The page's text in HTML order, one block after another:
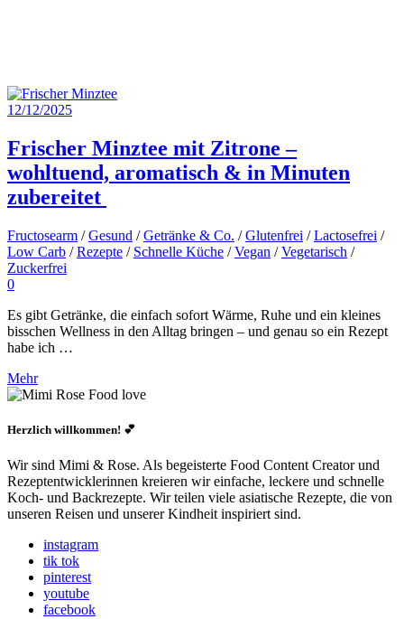
12/12/2025
Frischer Minztee mit Zitrone –
wohltuend, aromatisch & in Minuten
zubereitet
Fructosearm /Gesund /Getränke & Co. /Glutenfrei /Lactosefrei /
Low Carb /Rezepte / Schnelle Küche /Vegan /Vegetarisch /
Zuckerfrei
0
Es gibt Getränke, die einfach sofort Wärme, Ruhe und ein kleines
bisschen Wellness in den Alltag bringen – und genau so ein Rezept
habe ich …
Mehr
Herzlich willkommen! 💕
Wir sind Mimi & Rose. Als begeisterte Food Content Creator und
Rezeptentwicklerinnen kreieren wir einfache, leckere und schnelle
Koch- und Backrezepte. Wir teilen viele asiatische Rezepte, die von
unseren Reisen und unserer Kindheit inspiriert sind.
instagram
tik tok
pinterest
youtube
facebook